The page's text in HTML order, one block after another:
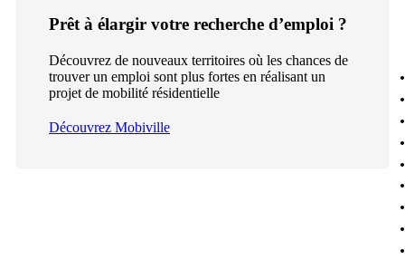
Prêt à élargir votre recherche d’emploi ?
Découvrez de nouveaux territoires où les chances de
trouver un emploi sont plus fortes en réalisant un
projet de mobilité résidentielle
Découvrez Mobiville